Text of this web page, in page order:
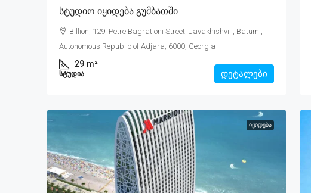
Სტუდიო Იყიდება Გუმბათში
Billion, 129, Petre Bagrationi Street, Javakhishvili, Batumi,
Autonomous Republic of Adjara, 6000, Georgia
29 m²
ᲡᲢᲣᲓᲘᲐ დეტალები
ᲘᲧᲘᲓᲔᲑᲐ